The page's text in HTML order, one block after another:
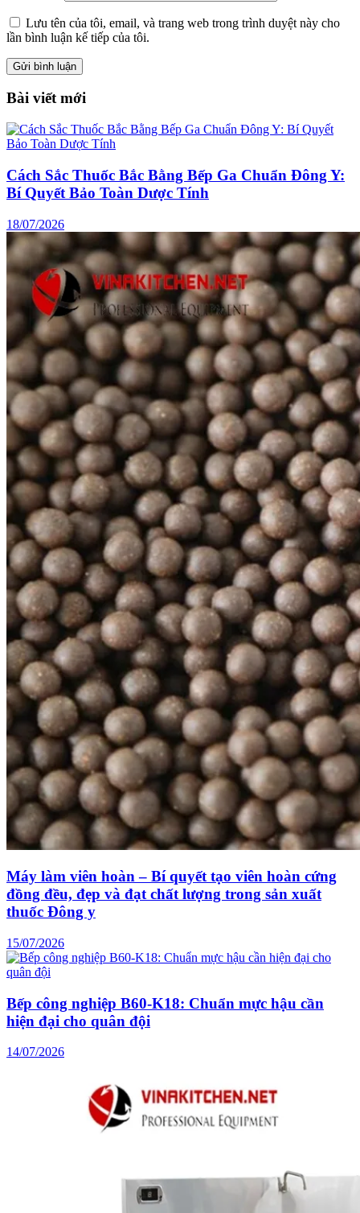
Lưu tên của tôi, email, và trang web trong trình duyệt này cho
lần bình luận kế tiếp của tôi.
Bài viết mới
Cách Sắc Thuốc Bắc Bằng Bếp Ga Chuẩn Đông Y:
Bí Quyết Bảo Toàn Dược Tính
18/07/2026
Máy làm viên hoàn – Bí quyết tạo viên hoàn cứng
đồng đều, đẹp và đạt chất lượng trong sản xuất
thuốc Đông y
15/07/2026
Bếp công nghiệp B60-K18: Chuẩn mực hậu cần
hiện đại cho quân đội
14/07/2026